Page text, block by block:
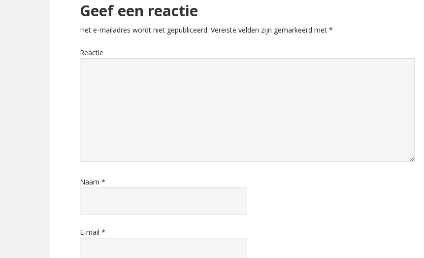
Reader
Interactions
Geef een reactie
Het e-mailadres wordt niet gepubliceerd. Vereiste velden zijn gemarkeerd met *
Reactie
Naam *
E-mail *